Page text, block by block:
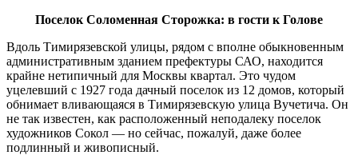
Поселок Соломенная Сторожка: в гости к Голове
Вдоль Тимирязевской улицы, рядом с вполне обыкновенным
административным зданием префектуры САО, находится
крайне нетипичный для Москвы квартал. Это чудом
уцелевший с 1927 года дачный поселок из 12 домов, который
обнимает вливающаяся в Тимирязевскую улица Вучетича. Он
не так известен, как расположенный неподалеку поселок
художников Сокол — но сейчас, пожалуй, даже более
подлинный и живописный.